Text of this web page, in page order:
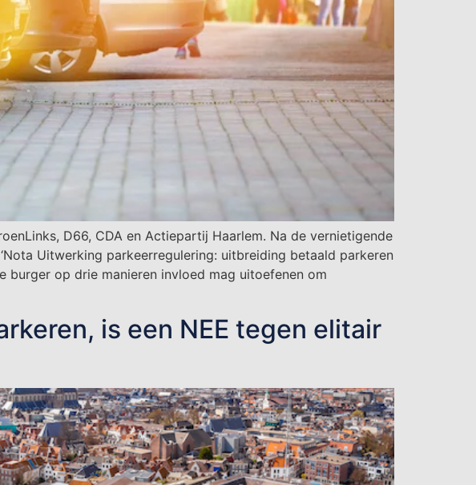
D66, CDA en Actiepartij Haarlem. Na de vernietigende
Uitwerking parkeerregulering: uitbreiding betaald parkeren
burger op drie manieren invloed mag uitoefenen om
is een NEE tegen elitair